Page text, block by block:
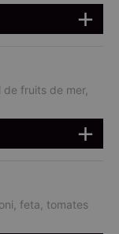
fruits de mer,
feta, tomates